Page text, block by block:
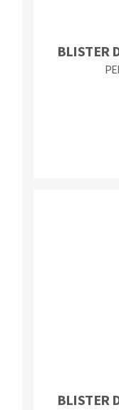
BLISTER
BLISTER